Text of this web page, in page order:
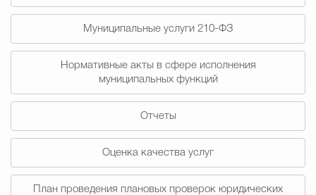
Дума городского округа
Новости Обращения граждан
Противодействие
Муниципальные услуги 210-ФЗ
Нормативные акты в сфере исполнения
муниципальных функций
Отчеты
Оценка качества услуг
План проведения плановых проверок юридических